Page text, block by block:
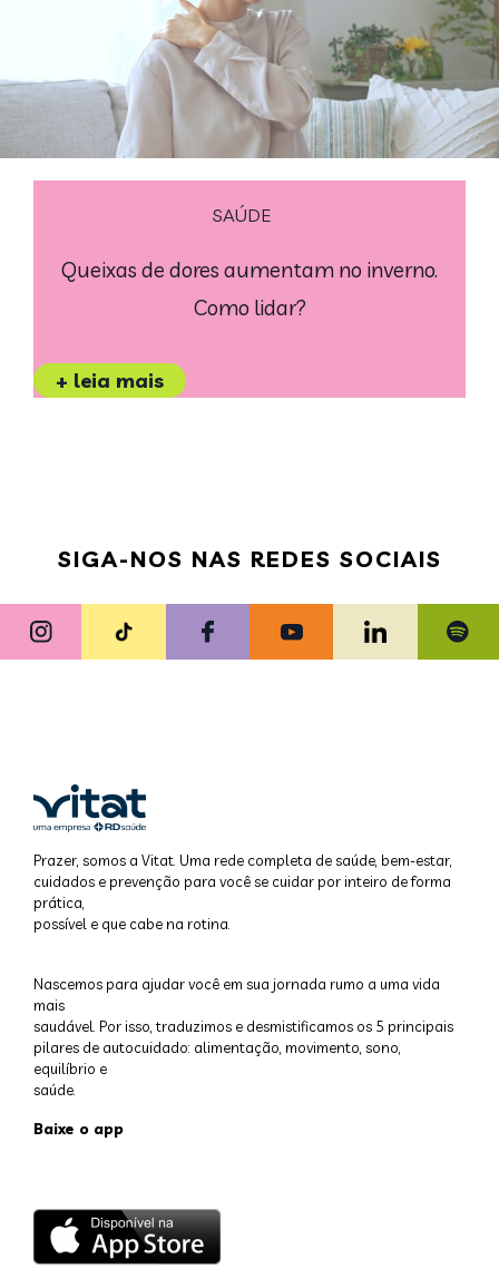
SAÚDE
Queixas de dores aumentam no inverno.
Como lidar?
+ leia mais
SIGA-NOS NAS REDES SOCIAIS
Prazer, somos a Vitat. Uma rede completa de saúde, bem-estar,
cuidados e prevenção para você se cuidar por inteiro de forma
prática,
possível e que cabe na rotina.
Nascemos para ajudar você em sua jornada rumo a uma vida
mais
saudável. Por isso, traduzimos e desmistificamos os 5 principais
pilares de autocuidado: alimentação, movimento, sono,
equilíbrio e
saúde.
Baixe o app